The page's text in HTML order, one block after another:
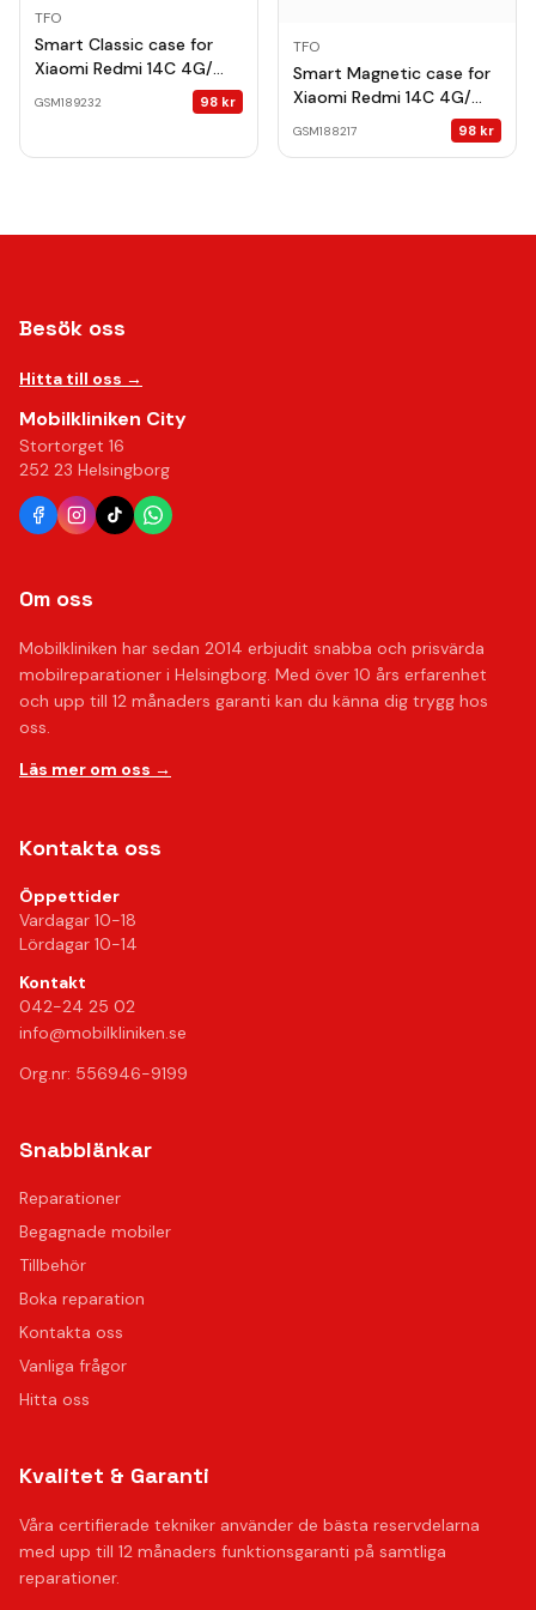
TFO
Smart Classic case for
Xiaomi Redmi 14C 4G/
14C 5G / Redmi A4 /
GSM189232 98 kr
TFO
Smart Magnetic case for
Xiaomi Redmi 14C 4G/
14C 5G / Redmi A4 /
GSM188217 98 kr
Besök oss
Hitta till oss →
Mobilkliniken City
Stortorget 16
252 23 Helsingborg
Om oss
Mobilkliniken har sedan 2014 erbjudit snabba och prisvärda
mobilreparationer i Helsingborg. Med över 10 års erfarenhet
och upp till 12 månaders garanti kan du känna dig trygg hos
oss.
Läs mer om oss →
Kontakta oss
Öppettider
Vardagar 10-18
Lördagar 10-14
Kontakt
042-24 25 02
info@mobilkliniken.se
Org.nr: 556946-9199
Snabblänkar
Reparationer
Begagnade mobiler
Tillbehör
Boka reparation
Kontakta oss
Vanliga frågor
Hitta oss
Kvalitet & Garanti
Våra certifierade tekniker använder de bästa reservdelarna
med upp till 12 månaders funktionsgaranti på samtliga
reparationer.